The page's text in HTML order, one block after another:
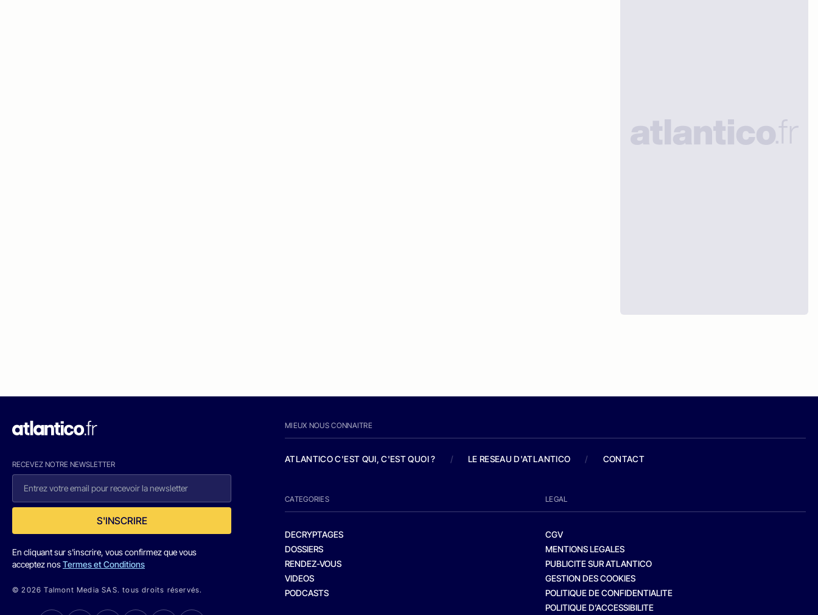
RECEVEZ NOTRE NEWSLETTER
S'INSCRIRE
En cliquant sur s'inscrire, vous confirmez que vous
acceptez nosTermes et Conditions
© 2026 Talmont Media SAS. tous droits réservés.
MIEUX NOUS CONNAITRE
ATLANTICO C'EST QUI, C'EST QUOI ? / LE RESEAU D'ATLANTICO / CONTACT
CATEGORIES
DECRYPTAGES
DOSSIERS
RENDEZ-VOUS
VIDEOS
PODCASTS
LEGAL
CGV
MENTIONS LEGALES
PUBLICITE SUR ATLANTICO
GESTION DES COOKIES
POLITIQUE DE CONFIDENTIALITE
POLITIQUE D’ACCESSIBILITE